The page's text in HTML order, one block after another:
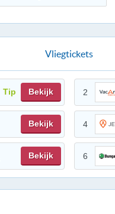
Vliegtickets
Tip Bekijk 2
Bekijk 4
Bekijk 6